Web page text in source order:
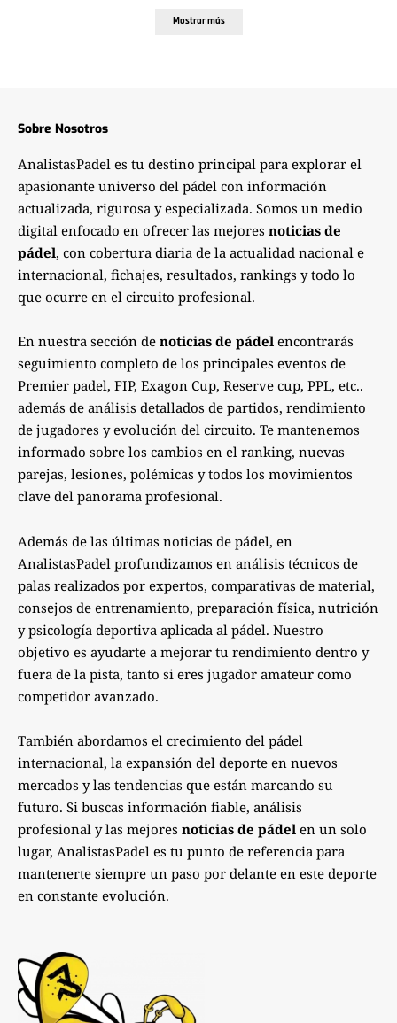
Mostrar más
Sobre Nosotros
AnalistasPadel es tu destino principal para explorar el
apasionante universo del pádel con información
actualizada, rigurosa y especializada. Somos un medio
digital enfocado en ofrecer las mejores noticias de
pádel, con cobertura diaria de la actualidad nacional e
internacional, fichajes, resultados, rankings y todo lo
que ocurre en el circuito profesional.
En nuestra sección de noticias de pádel encontrarás
seguimiento completo de los principales eventos de
Premier padel, FIP, Exagon Cup, Reserve cup, PPL, etc..
además de análisis detallados de partidos, rendimiento
de jugadores y evolución del circuito. Te mantenemos
informado sobre los cambios en el ranking, nuevas
parejas, lesiones, polémicas y todos los movimientos
clave del panorama profesional.
Además de las últimas noticias de pádel, en
AnalistasPadel profundizamos en análisis técnicos de
palas realizados por expertos, comparativas de material,
consejos de entrenamiento, preparación física, nutrición
y psicología deportiva aplicada al pádel. Nuestro
objetivo es ayudarte a mejorar tu rendimiento dentro y
fuera de la pista, tanto si eres jugador amateur como
competidor avanzado.
También abordamos el crecimiento del pádel
internacional, la expansión del deporte en nuevos
mercados y las tendencias que están marcando su
futuro. Si buscas información fiable, análisis
profesional y las mejores noticias de pádel en un solo
lugar, AnalistasPadel es tu punto de referencia para
mantenerte siempre un paso por delante en este deporte
en constante evolución.